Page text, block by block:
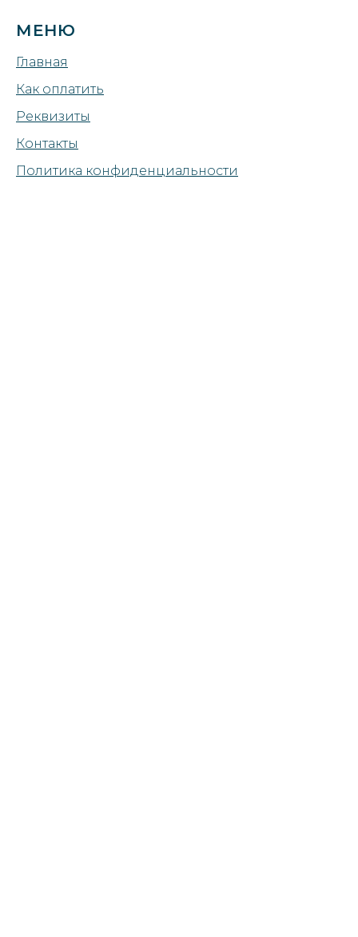
МЕНЮ
Главная
Как оплатить
Реквизиты
Контакты
Политика конфиденциальности